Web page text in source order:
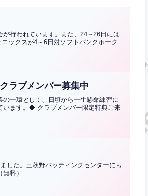
行われています。また、24～26日には
ックスが4～6日対ソフトバンクホーク
ラブメンバー募集中
一環として、日頃から一生懸命練習に
います。◆ クラブメンバー限定特典ご来
した。三萩野バッティングセンターにも
料）